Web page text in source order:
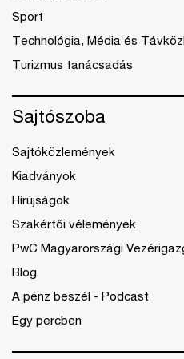
Sport
Technológia, Média és
Turizmus tanácsadás
Sajtószoba
Sajtóközlemények
Kiadványok
Hírújságok
Szakértői vélemények
PwC Magyarországi
Blog
A pénz beszél - Podcast
Egy percben